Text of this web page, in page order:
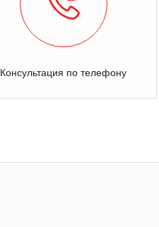
Консультация по телефону